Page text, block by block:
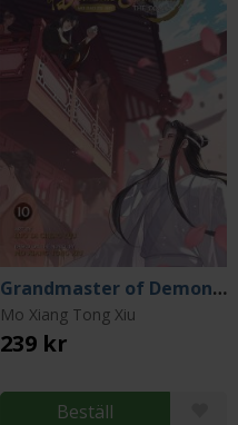
Grandmaster of Demonic Cultivation Vol 10
Mo Xiang Tong Xiu
239 kr
Beställ